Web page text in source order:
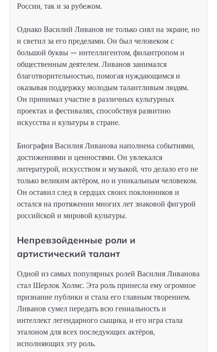
России, так и за рубежом.
Однако Василий Ливанов не только сиял на экране, но
и светил за его пределами. Он был человеком с
большой буквы — интеллигентом, филантропом и
общественным деятелем. Ливанов занимался
благотворительностью, помогая нуждающимся и
оказывая поддержку молодым талантливым людям.
Он принимал участие в различных культурных
проектах и фестивалях, способствуя развитию
искусства и культуры в стране.
Биография Василия Ливанова наполнена событиями,
достижениями и ценностями. Он увлекался
литературой, искусством и музыкой, что делало его не
только великим актёром, но и уникальным человеком.
Он оставил след в сердцах своих поклонников и
остался на протяжении многих лет знаковой фигурой
российской и мировой культуры.
Непревзойденные роли и
артистический талант
Одной из самых популярных ролей Василия Ливанова
стал Шерлок Холмс. Эта роль принесла ему огромное
признание публики и стала его главным творением.
Ливанов сумел передать всю гениальность и
интеллект легендарного сыщика, и его игра стала
эталоном для всех последующих актёров,
исполняющих эту роль.